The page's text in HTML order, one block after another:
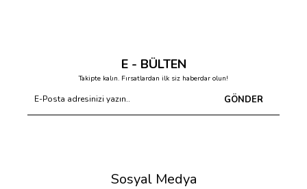
E - BÜLTEN
Takipte kalın. Fırsatlardan ilk siz haberdar olun!
GÖNDER
Sosyal Medya